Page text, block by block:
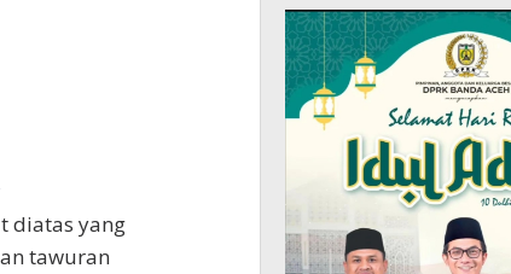
diatas yang
tawuran